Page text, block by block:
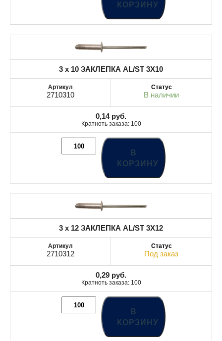
КОРЗИНУ
3 x 10 ЗАКЛЕПКА AL/ST 3X10
2710310 В наличии
0,14 руб.
Кратноть заказа: 100
В
КОРЗИНУ
3 x 12 ЗАКЛЕПКА AL/ST 3X12
2710312 Под заказ
0,29 руб.
Кратноть заказа: 100
В
КОРЗИНУ